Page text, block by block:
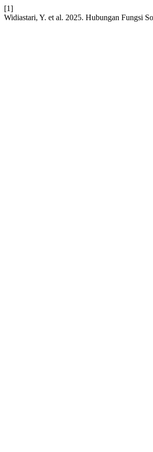
[1]
Widiastari, Y. et al. 2025. Hubungan Fungsi